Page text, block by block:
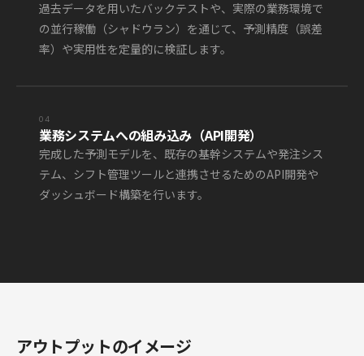
過去データを用いたバックテストや、実際の業務環境で
の並行稼働（シャドウラン）を通じて、予測精度（誤差
率）や実用性を定量的に検証します。
04
業務システムへの組み込み（API開発）
完成した予測モデルを、既存の基幹システムや発注シス
テム、シフト管理ツールと連携させるためのAPI開発や
ダッシュボード構築を行います。
アウトプットのイメージ